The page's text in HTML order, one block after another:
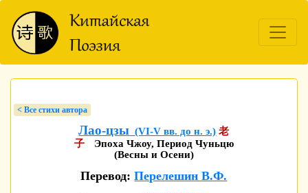
< Bсе стихи автора
Лао-цзы (VI-V вв. до н. э.) 老
子
Эпоха Чжоу, Период Чуньцю
(Весны и Осени)
Перевод:Перелешин В.Ф.